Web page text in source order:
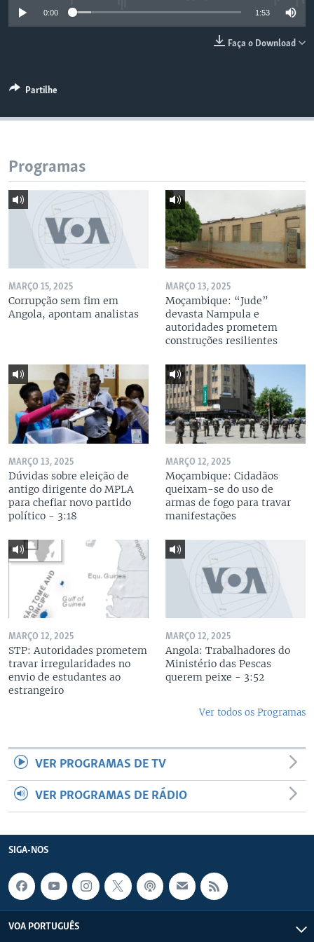
0:00 1:53
Faça o Download
Partilhe
Programas
MARÇO 15, 2025
Corrupção sem fim em
Angola, apontam analistas
MARÇO 13, 2025
Moçambique: “Jude”
devasta Nampula e
autoridades prometem
construções resilientes
MARÇO 13, 2025
Dúvidas sobre eleição de
antigo dirigente do MPLA
para chefiar novo partido
político - 3:18
MARÇO 12, 2025
Moçambique: Cidadãos
queixam-se do uso de
armas de fogo para travar
manifestações
MARÇO 12, 2025
STP: Autoridades prometem
travar irregularidades no
envio de estudantes ao
estrangeiro
MARÇO 12, 2025
Angola: Trabalhadores do
Ministério das Pescas
querem peixe - 3:52
Ver todos os Programas
VER PROGRAMAS DE TV
VER PROGRAMAS DE RÁDIO
SIGA-NOS
VOA PORTUGUÊS